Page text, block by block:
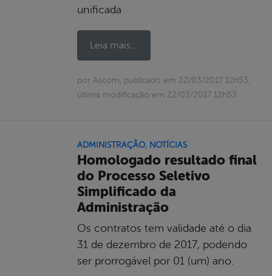
unificada
Leia mais...
por Ascom, publicado em 22/03/2017 12h53,
última modificação em 22/03/2017 12h53
ADMINISTRAÇÃO, NOTÍCIAS
Homologado resultado final
do Processo Seletivo
Simplificado da
Administração
Os contratos tem validade até o dia
31 de dezembro de 2017, podendo
ser prorrogável por 01 (um) ano.